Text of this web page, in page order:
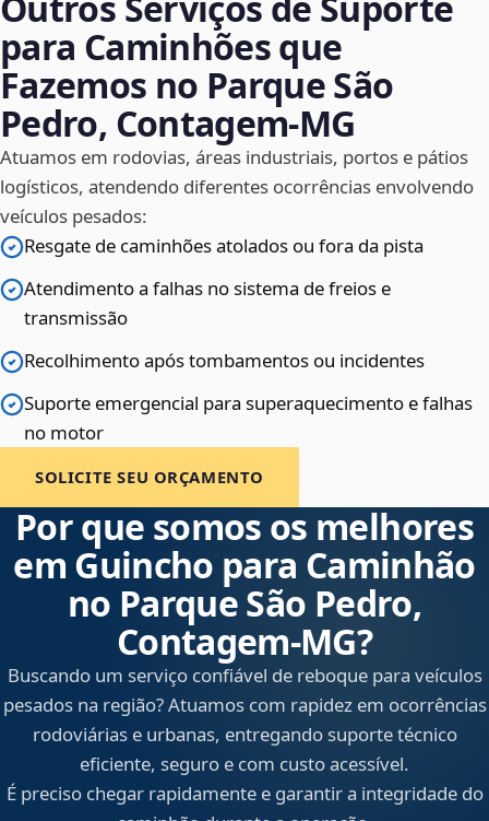
para Caminhões que
Fazemos no Parque São
Pedro, Contagem‑MG
Atuamos em rodovias, áreas industriais, portos e pátios
logísticos, atendendo diferentes ocorrências envolvendo
veículos pesados:
Resgate de caminhões atolados ou fora da pista
Atendimento a falhas no sistema de freios e
transmissão
Recolhimento após tombamentos ou incidentes
Suporte emergencial para superaquecimento e falhas
no motor
SOLICITE SEU ORÇAMENTO
Por que somos os melhores
em Guincho para Caminhão
no Parque São Pedro,
Contagem‑MG?
Buscando um serviço confiável de reboque para veículos
pesados na região? Atuamos com rapidez em ocorrências
rodoviárias e urbanas, entregando suporte técnico
eficiente, seguro e com custo acessível.
É preciso chegar rapidamente e garantir a integridade do